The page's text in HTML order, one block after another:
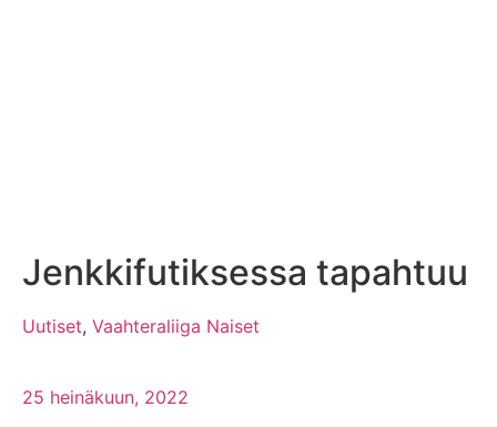
Jenkkifutiksessa tapahtuu
Uutiset, Vaahteraliiga Naiset
25 heinäkuun, 2022